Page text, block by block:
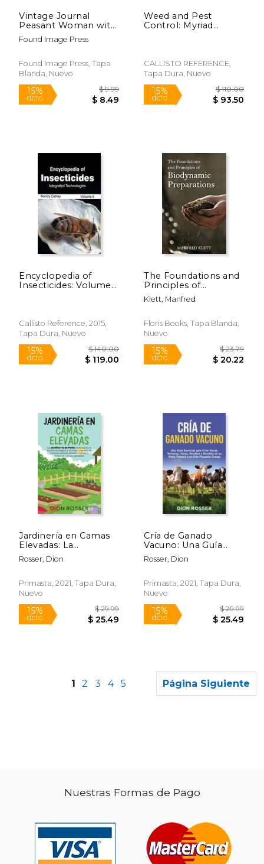
15%
dcto. $ 16.96
15%
dcto.
50% 12%
Vintage Journal
Peasant Woman with
Grapes, Nepenthe,
California (en Inglés)
Found Image Press
Found Image Press, Tapa
Blanda, Nuevo
Weed and Pest
Control: Myriad
CALLISTO REFERENCE,
Tapa Dura, Nuevo
Encyclopedia of
Insecticides: Volume ii
Callisto Reference, 2015,
Tapa Dura, Nuevo
The Foundations and
Principles of
Biodynamic
Preparations (en
Klett, Manfred
Floris Books, Tapa Blanda,
Nuevo
Jardinería en Camas
Elevadas: La
Jardinería de Patio:
Guía Para un Huerto
Manera de Cultivar
Hierbas, Árboles
Camas Elevadas
Rosser, Dion
Primasta, 2021, Tapa Dura,
Nuevo
Cría de Ganado
Vacuno: Una Guía
Esencial Para Criar
Vacas, Terneros,
Novillas en su Patio
Trasero o en una
Rosser, Dion
Primasta, 2021, Tapa Dura,
Nuevo
1 2 3 4 5 Página Siguiente
Nuestras Formas de Pago